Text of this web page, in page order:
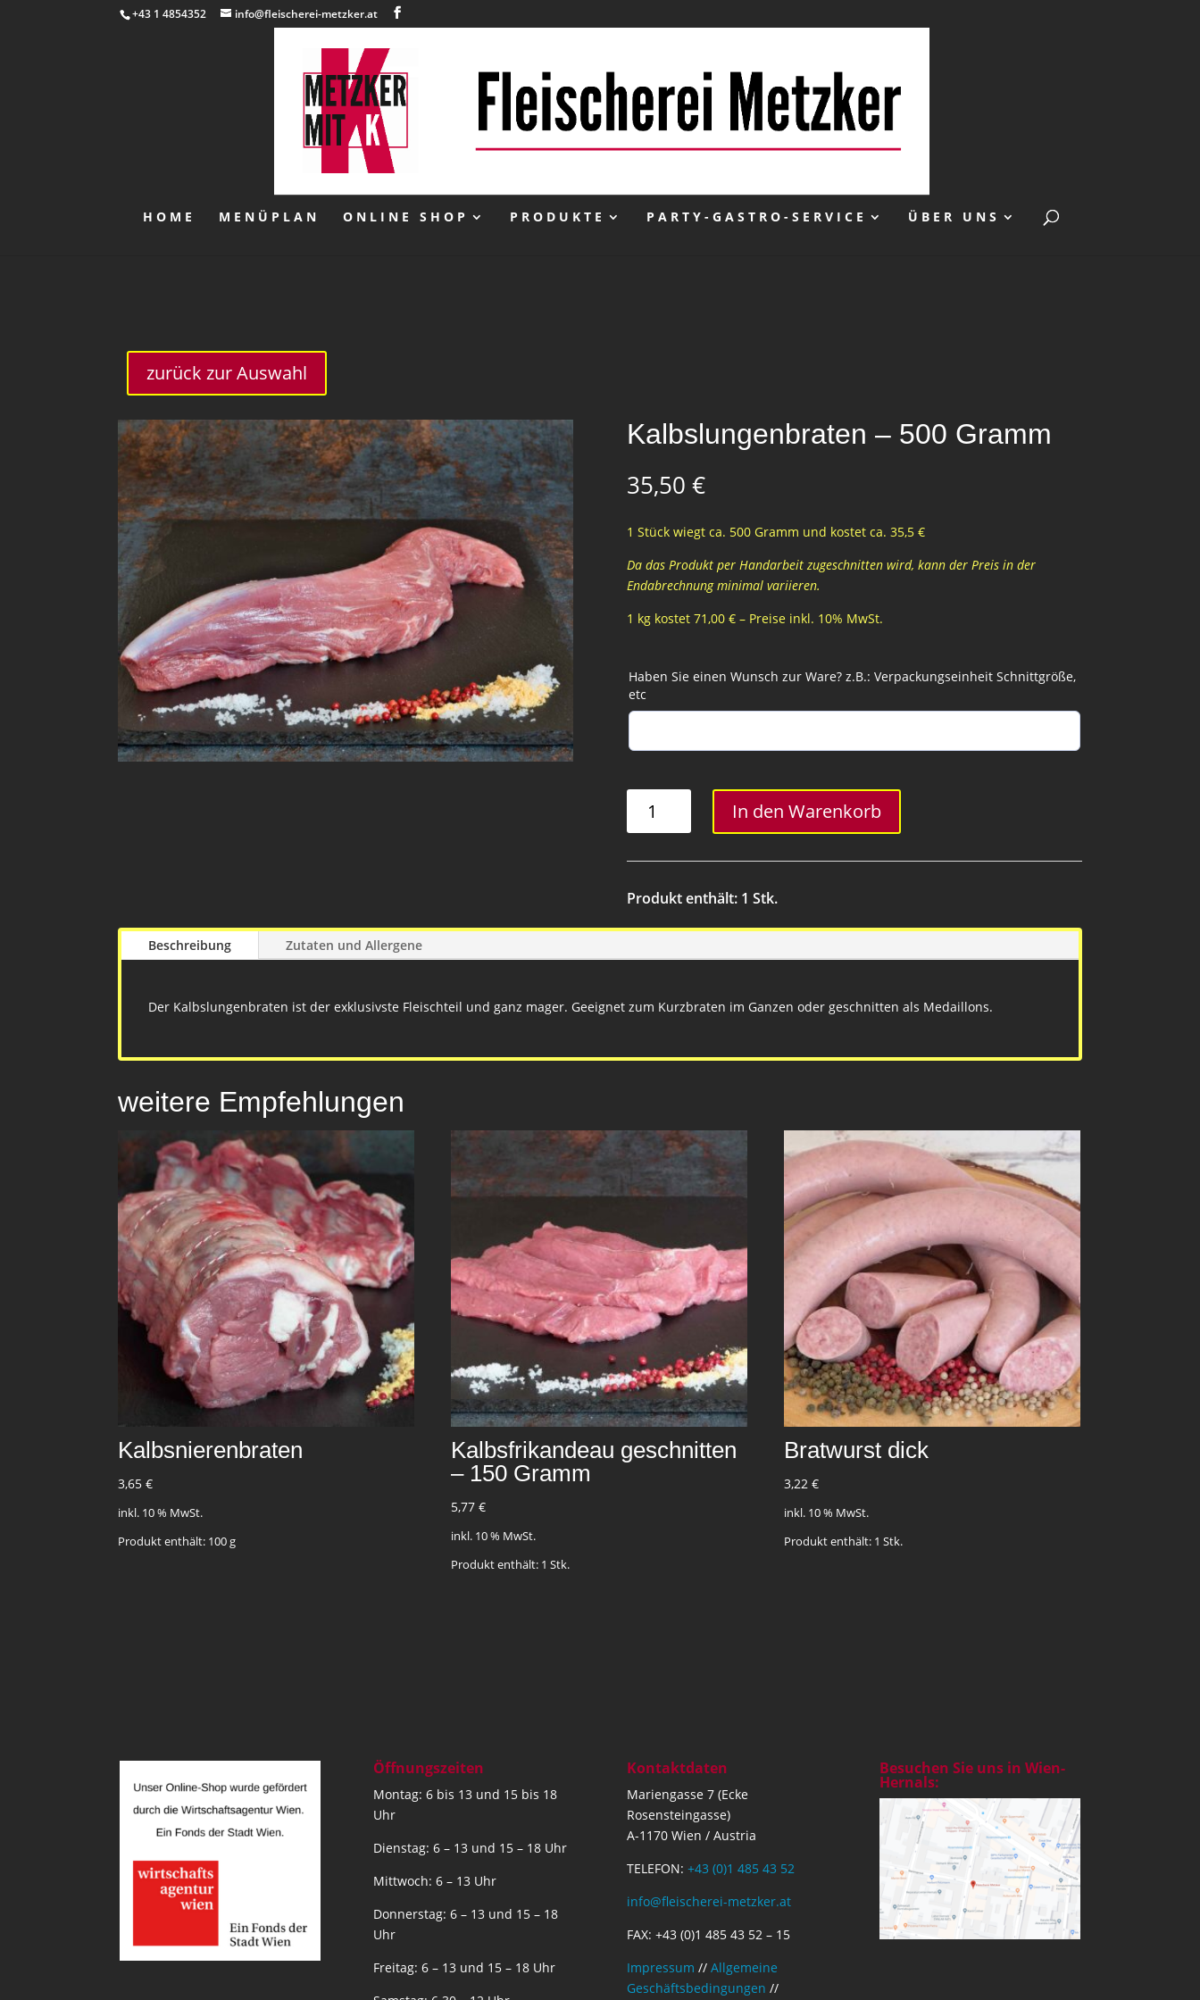
+43 1 4854352 info@fleischerei-metzker.at
HOME MENÜPLAN ONLINE SHOP PRODUKTE PARTY-GASTRO-SERVICE ÜBER UNS
zurück zur Auswahl
Kalbslungenbraten – 500 Gramm
35,50 €
1 Stück wiegt ca. 500 Gramm und kostet ca. 35,5 €
Da das Produkt per Handarbeit zugeschnitten wird, kann der Preis in der
Endabrechnung minimal variieren.
1 kg kostet 71,00 € – Preise inkl. 10% MwSt.
Haben Sie einen Wunsch zur Ware? z.B.: Verpackungseinheit Schnittgröße,
etc
Gramm
In den Warenkorb
Produkt enthält: 1 Stk.
Beschreibung Zutaten und Allergene
Der Kalbslungenbraten ist der exklusivste Fleischteil und ganz mager. Geeignet zum Kurzbraten im Ganzen oder geschnitten als Medaillons.
weitere Empfehlungen
Kalbsnierenbraten
3,65 €
inkl. 10 % MwSt.
Produkt enthält: 100g
Kalbsfrikandeau geschnitten
– 150 Gramm
5,77€
inkl. 10 % MwSt.
Produkt enthält: 1Stk.
Bratwurst dick
3,22€
inkl. 10 % MwSt.
Produkt enthält: 1Stk.
Öffnungszeiten
Montag: 6 bis 13 und 15 bis 18
Uhr
Dienstag: 6 – 13 und 15 – 18 Uhr
Mittwoch: 6 – 13 Uhr
Donnerstag: 6 – 13 und 15 – 18
Uhr
Freitag: 6 – 13 und 15 – 18 Uhr
Kontaktdaten
Mariengasse 7 (Ecke
Rosensteingasse)
A-1170 Wien / Austria
TELEFON: +43 (0)1 485 43 52
info@fleischerei-metzker.at
FAX: +43 (0)1 485 43 52 – 15
Impressum // Allgemeine
Geschäftsbedingungen //
Besuchen Sie uns in Wien-
Hernals: